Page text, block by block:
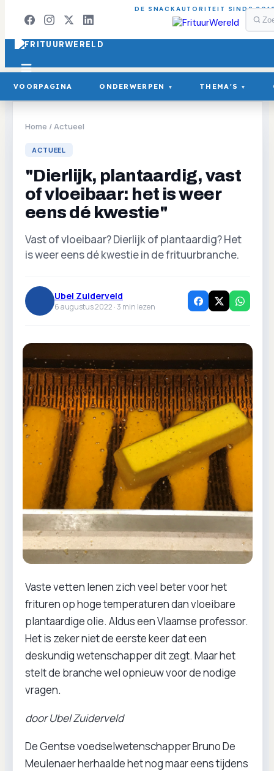
DE SNACKAUTORITEIT SINDS
VOORPAGINA ONDERWERPEN ▾ THEMA'S ▾
Home /Actueel
ACTUEEL
"Dierlijk, plantaardig, vast
of vloeibaar: het is weer
eens dé kwestie"
Vast of vloeibaar? Dierlijk of plantaardig? Het
is weer eens dé kwestie in de frituurbranche.
Ubel Zuiderveld
6 augustus 2022 ·3 min lezen
Vaste vetten lenen zich veel beter voor het
frituren op hoge temperaturen dan vloeibare
plantaardige olie. Aldus een Vlaamse professor.
Het is zeker niet de eerste keer dat een
deskundig wetenschapper dit zegt. Maar het
stelt de branche wel opnieuw voor de nodige
vragen.
door Ubel Zuiderveld
De Gentse voedselwetenschapper Bruno De
Meulenaer herhaalde het nog maar eens tijdens